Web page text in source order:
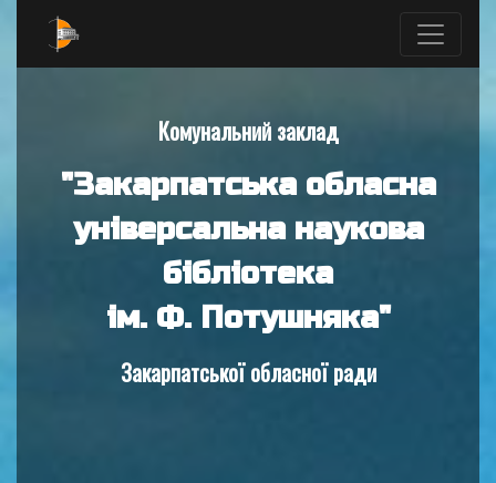
Комунальний заклад
"Закарпатська обласна
універсальна наукова
бібліотека
ім. Ф. Потушняка"
Закарпатської обласної ради